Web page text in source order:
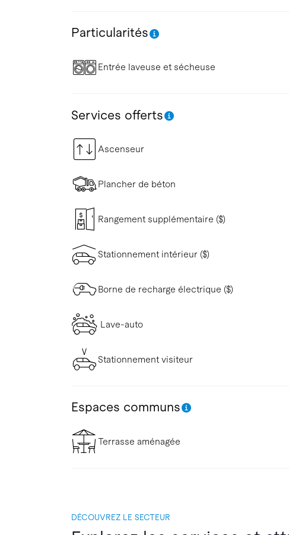
Particularités
Entrée laveuse et sécheuse
Services offerts
Ascenseur
Plancher de béton
Rangement supplémentaire ($)
Stationnement intérieur ($)
Borne de recharge électrique ($)
Lave-auto
Stationnement visiteur
Espaces communs
Terrasse aménagée
DÉCOUVREZ LE SECTEUR